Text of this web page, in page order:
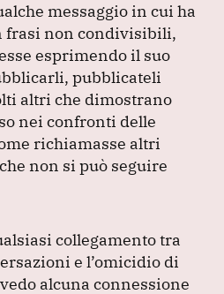
messaggio in cui ha
frasi non condivisibili,
esprimendo il suo
pubblicateli
altri che dimostrano
nei confronti delle
richiamasse altri
non si può seguire
collegamento tra
e l’omicidio di
alcuna connessione